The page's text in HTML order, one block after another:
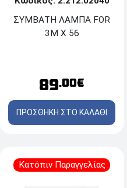
ΣΥΜΒΑΤΗ ΛΑΜΠΑ FOR
3M X 56
89.00€
ΠΡΟΣΘΗΚΗ ΣΤΟ ΚΑΛΑΘΙ
Κατόπιν Παραγγελίας